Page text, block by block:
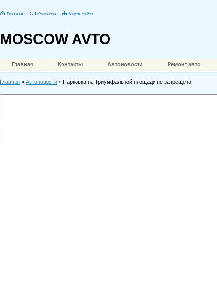
Главная Контакты Карта сайта
MOSCOW AVTO
Главная Контакты Автоновости Ремонт авто
Главная » Автоновости » Парковка на Триумфальной площади не запрещена